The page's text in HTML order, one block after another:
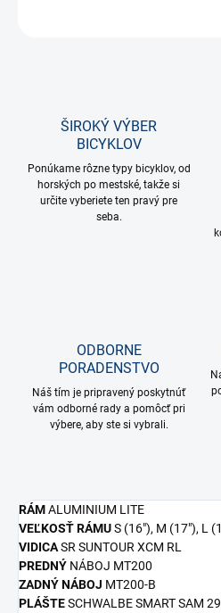
ŠIROKÝ VÝBER
BICYKLOV
Ponúkame rôzne typy bicyklov, od
horských po mestské, takže si
určite vyberiete ten pravý pre
seba.
ODBORNE
PORADENSTVO
Náš tím je pripravený poskytnúť
vám odborné rady a pomôcť pri
výbere, aby ste si vybrali.
RÁMALUMINIUM LITE
VEĽKOSŤ RÁMUS (16"), M (17"), L
VIDICASR SUNTOUR XCM RL
PREDNÝ NÁBOJ MT200
ZADNÝ NÁBOJ MT200-B
PLÁŠTESCHWALBE SMART SAM